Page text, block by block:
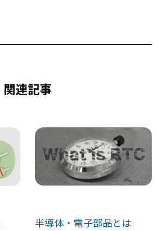
s
関連記事
半導体・電子部品とは